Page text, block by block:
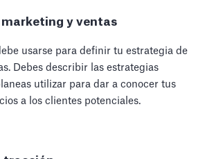
y ventas
usarse para definir tu estrategia de
Debes describir las estrategias
utilizar para dar a conocer tus
a los clientes potenciales.